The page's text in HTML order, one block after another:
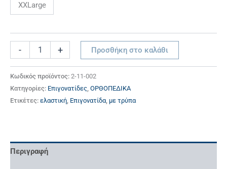
XXLarge
- + Προσθήκη στο καλάθι
Κωδικός προϊόντος: 2-11-002
Κατηγορίες: Επιγονατίδες ΟΡΘΟΠΕΔΙΚΑ
Ετικέτες: ελαστική Επιγονατίδα με τρύπα
Περιγραφή